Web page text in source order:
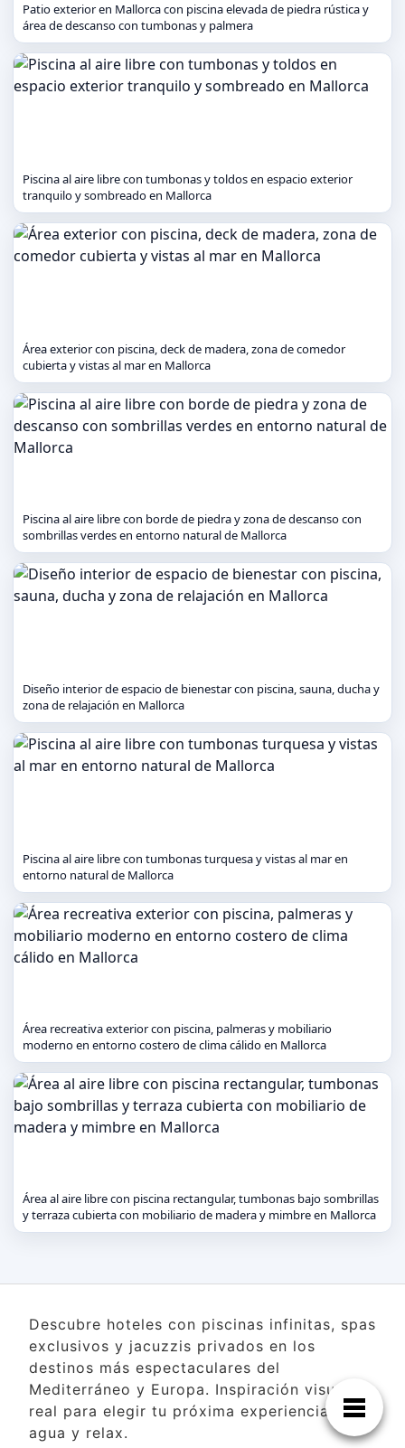
Patio exterior en Mallorca con piscina elevada de piedra rústica y
área de descanso con tumbonas y palmera
Piscina al aire libre con tumbonas y toldos en espacio exterior
tranquilo y sombreado en Mallorca
Área exterior con piscina, deck de madera, zona de comedor
cubierta y vistas al mar en Mallorca
Piscina al aire libre con borde de piedra y zona de descanso con
sombrillas verdes en entorno natural de Mallorca
Diseño interior de espacio de bienestar con piscina, sauna, ducha y
zona de relajación en Mallorca
Piscina al aire libre con tumbonas turquesa y vistas al mar en
entorno natural de Mallorca
Área recreativa exterior con piscina, palmeras y mobiliario
moderno en entorno costero de clima cálido en Mallorca
Área al aire libre con piscina rectangular, tumbonas bajo sombrillas
y terraza cubierta con mobiliario de madera y mimbre en Mallorca
Descubre hoteles con piscinas infinitas, spas
exclusivos y jacuzzis privados en los
destinos más espectaculares del
Mediterráneo y Europa. Inspiración visual
real para elegir tu próxima experiencia de
agua y relax.